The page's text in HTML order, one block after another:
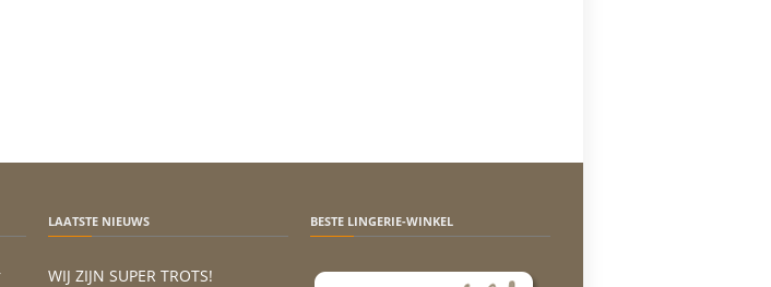
LAATSTE NIEUWS
WIJ ZIJN SUPER TROTS!
BESTE LINGERIE-WINKEL